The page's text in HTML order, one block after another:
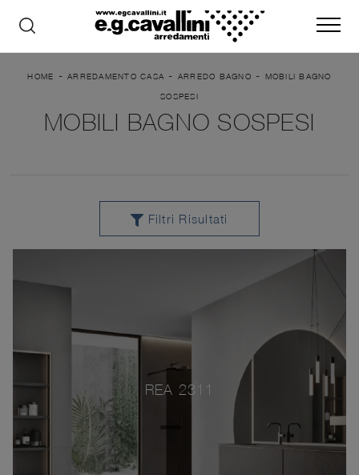
HOME -ARREDAMENTO CASA - ARREDO BAGNO - MOBILI BAGNO
SOSPESI
MOBILI BAGNO SOSPESI
Filtri Risultati
REA 2311